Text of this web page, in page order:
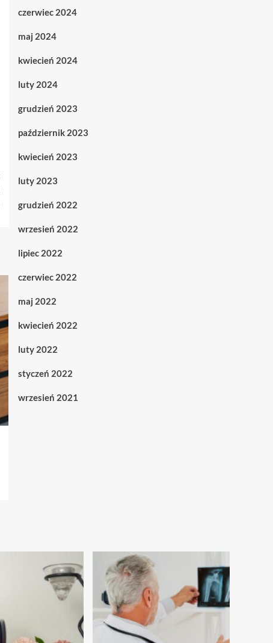
czerwiec 2024
maj 2024
kwiecień 2024
luty 2024
grudzień 2023
październik 2023
kwiecień 2023
luty 2023
grudzień 2022
wrzesień 2022
lipiec 2022
czerwiec 2022
maj 2022
kwiecień 2022
luty 2022
styczeń 2022
wrzesień 2021